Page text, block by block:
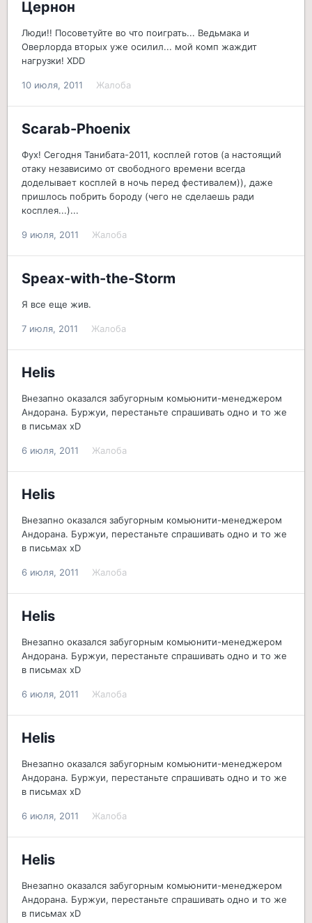
Цернон
Люди!! Посоветуйте во что поиграть... Ведьмака и
Оверлорда вторых уже осилил... мой комп жаждит
нагрузки! XDD
10 июля, 2011 Жалоба
Scarab-Phoenix
Фух! Сегодня Танибата-2011, косплей готов (а настоящий
отаку независимо от свободного времени всегда
доделывает косплей в ночь перед фестивалем)), даже
пришлось побрить бороду (чего не сделаешь ради
косплея...)...
9 июля, 2011 Жалоба
Speax-with-the-Storm
Я все еще жив.
7 июля, 2011 Жалоба
Helis
Внезапно оказался забугорным комьюнити-менеджером
Андорана. Буржуи, перестаньте спрашивать одно и то же
в письмах xD
6 июля, 2011 Жалоба
Helis
Внезапно оказался забугорным комьюнити-менеджером
Андорана. Буржуи, перестаньте спрашивать одно и то же
в письмах xD
6 июля, 2011 Жалоба
Helis
Внезапно оказался забугорным комьюнити-менеджером
Андорана. Буржуи, перестаньте спрашивать одно и то же
в письмах xD
6 июля, 2011 Жалоба
Helis
Внезапно оказался забугорным комьюнити-менеджером
Андорана. Буржуи, перестаньте спрашивать одно и то же
в письмах xD
6 июля, 2011 Жалоба
Helis
Внезапно оказался забугорным комьюнити-менеджером
Андорана. Буржуи, перестаньте спрашивать одно и то же
в письмах xD